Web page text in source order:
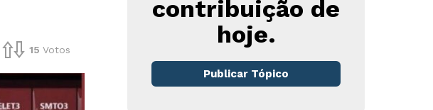
15 Votos
contribuição de
hoje.
Publicar Tópico